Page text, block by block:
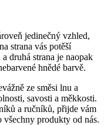
jedinečný vzhled,
strana vás potěší
druhá strana je naopak
hnědé barvě.
ze směsi lnu a
savosti a měkkosti.
a ručníků, přijde vám
všechny produkty od nás.